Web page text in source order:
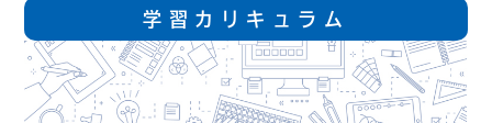
学習カリキュラム